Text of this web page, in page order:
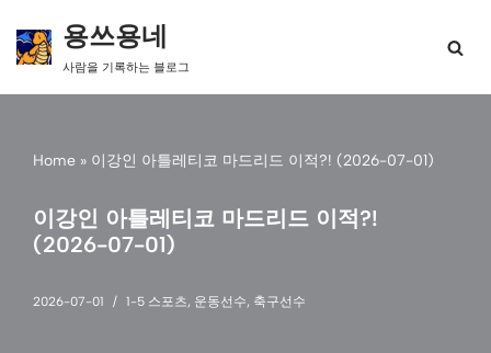
콘
용쓰용네
사람을 기록하는 블로그
Home » 이강인 아틀레티코 마드리드 이적?! (2026-07-01)
이강인 아틀레티코 마드리드 이적?!
(2026-07-01)
2026-07-01 1-5 스포츠, 운동선수, 축구선수